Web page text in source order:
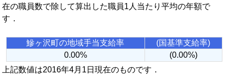
在の職員数で除して算出した職員1人当たり平均の年額で
す．
鰺ヶ沢町の地域手当支給率
(国基準支給率)
0.00%
(0.00%)
上記数値は2016年4月1日現在のものです．